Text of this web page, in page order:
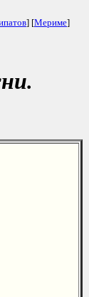
] [Мериме]